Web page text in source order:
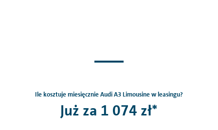
Ile kosztuje miesięcznie Audi A3 Limousine w leasingu?
Już za 1 074 zł*